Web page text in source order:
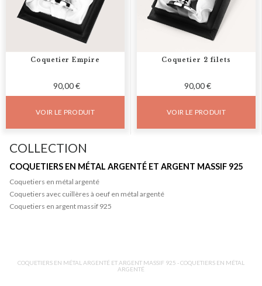
Coquetier Empire
90,00 €
VOIR LE PRODUIT
Coquetier 2 filets
90,00 €
VOIR LE PRODUIT
COLLECTION
COQUETIERS EN MÉTAL ARGENTÉ ET ARGENT MASSIF 925
Coquetiers en métal argenté
Coquetiers avec cuillères à oeuf en métal argenté
Coquetiers en argent massif 925
COQUETIERS EN MÉTAL ARGENTÉ ET ARGENT MASSIF 925 - COQUETIERS EN MÉTAL
ARGENTÉ